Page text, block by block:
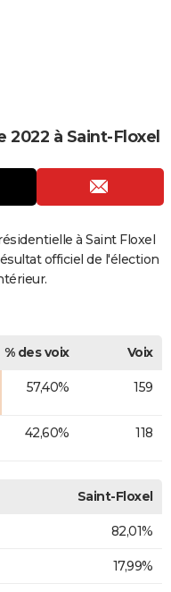
à Saint-Floxel
à Saint Floxel
officiel de l'élection
% des voix
Voix
57,40% 159
42,60% 118
Saint-Floxel
82,01%
17,99%